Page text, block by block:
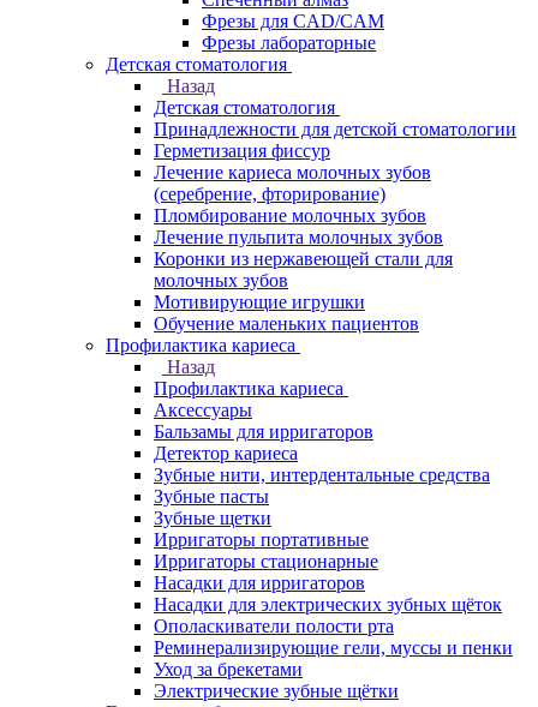
Фрезы для CAD/CAM
Фрезы лабораторные
Детская стоматология
Назад
Детская стоматология
Принадлежности для детской стоматологии
Герметизация фиссур
Лечение кариеса молочных зубов
(серебрение, фторирование)
Пломбирование молочных зубов
Лечение пульпита молочных зубов
Коронки из нержавеющей стали для
молочных зубов
Мотивирующие игрушки
Обучение маленьких пациентов
Профилактика кариеса
Назад
Профилактика кариеса
Аксессуары
Бальзамы для ирригаторов
Детектор кариеса
Зубные нити, интердентальные средства
Зубные пасты
Зубные щетки
Ирригаторы портативные
Ирригаторы стационарные
Насадки для ирригаторов
Насадки для электрических зубных щёток
Ополаскиватели полости рта
Реминерализирующие гели, муссы и пенки
Уход за брекетами
Электрические зубные щётки